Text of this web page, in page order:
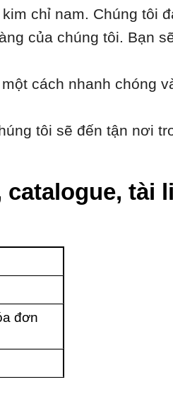
chỉ nam. Chúng tôi
của chúng tôi. Bạn
cách nhanh chóng
tôi sẽ đến tận nơi
tài
đơn